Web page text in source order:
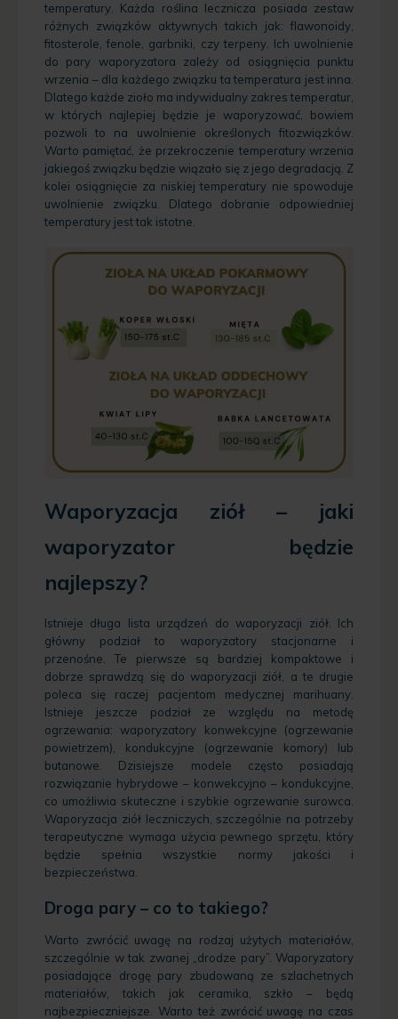
temperatury. Każda roślina lecznicza posiada zestaw
różnych związków aktywnych takich jak: flawonoidy,
fitosterole, fenole, garbniki, czy terpeny. Ich uwolnienie
do pary waporyzatora zależy od osiągnięcia punktu
wrzenia – dla każdego związku ta temperatura jest inna.
Dlatego każde zioło ma indywidualny zakres temperatur,
w których najlepiej będzie je waporyzować, bowiem
pozwoli to na uwolnienie określonych fitozwiązków.
Warto pamiętać, że przekroczenie temperatury wrzenia
jakiegoś związku będzie wiązało się z jego degradacją. Z
kolei osiągnięcie za niskiej temperatury nie spowoduje
uwolnienie związku. Dlatego dobranie odpowiedniej
temperatury jest tak istotne.
Waporyzacja ziół – jaki
waporyzator będzie
najlepszy?
Istnieje długa lista urządzeń do waporyzacji ziół. Ich
główny podział to waporyzatory stacjonarne i
przenośne. Te pierwsze są bardziej kompaktowe i
dobrze sprawdzą się do waporyzacji ziół, a te drugie
poleca się raczej pacjentom medycznej marihuany.
Istnieje jeszcze podział ze względu na metodę
ogrzewania: waporyzatory konwekcyjne (ogrzewanie
powietrzem), kondukcyjne (ogrzewanie komory) lub
butanowe. Dzisiejsze modele często posiadają
rozwiązanie hybrydowe – konwekcyjno – kondukcyjne,
co umożliwia skuteczne i szybkie ogrzewanie surowca.
Waporyzacja ziół leczniczych, szczególnie na potrzeby
terapeutyczne wymaga użycia pewnego sprzętu, który
będzie spełnia wszystkie normy jakości i
bezpieczeństwa.
Droga pary – co to takiego?
Warto zwrócić uwagę na rodzaj użytych materiałów,
szczególnie w tak zwanej „drodze pary”. Waporyzatory
posiadające drogę pary zbudowaną ze szlachetnych
materiałów, takich jak ceramika, szkło – będą
najbezpieczniejsze. Warto też zwrócić uwagę na czas